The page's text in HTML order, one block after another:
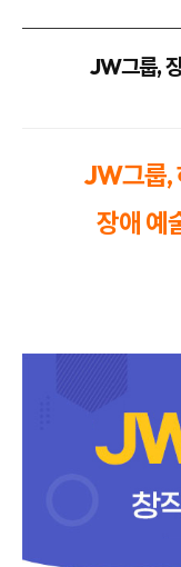
JW그룹,
JW그룹,
장애 예